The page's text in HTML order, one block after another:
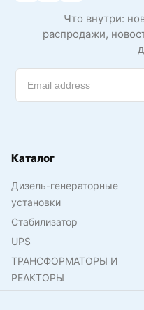
Что внутри:
распродажи,
Каталог
Дизель-генераторные
установки
Стабилизатор
UPS
ТРАНСФОРМАТОРЫ И
РЕАКТОРЫ